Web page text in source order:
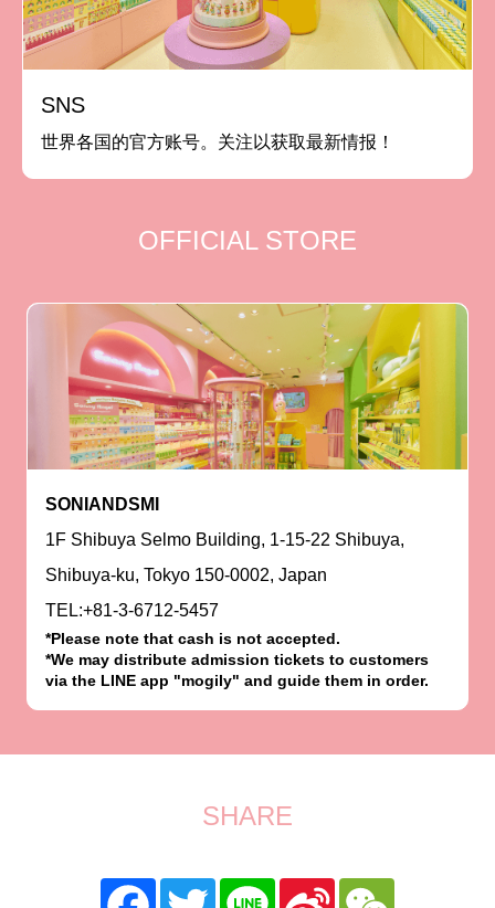
SNS
世界各国的官方账号。关注以获取最新情报！
OFFICIAL STORE
SONIANDSMI
1F Shibuya Selmo Building, 1-15-22 Shibuya,
Shibuya-ku, Tokyo 150-0002, Japan
TEL:+81-3-6712-5457
*Please note that cash is not accepted.
*We may distribute admission tickets to customers
via the LINE app "mogily" and guide them in order.
SHARE